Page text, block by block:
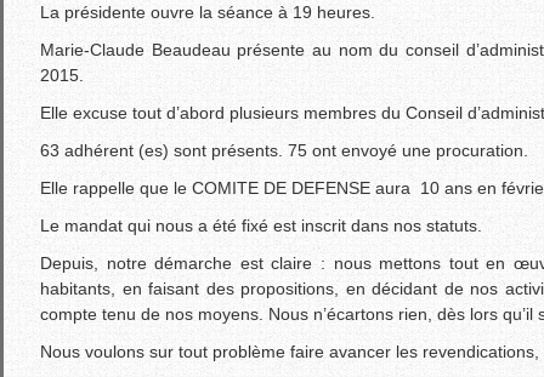
La présidente ouvre la séance à 19 heures.
Marie-Claude Beaudeau présente au nom du conseil
2015.
Elle excuse tout d’abord plusieurs membres du Conseil
63 adhérent (es) sont présents. 75 ont envoyé une procuration.
Elle rappelle que le COMITE DE DEFENSE aura 10 ans en
Le mandat qui nous a été fixé est inscrit dans nos statuts.
Depuis, notre démarche est claire : nous mettons tout en
habitants, en faisant des propositions, en décidant de nos
compte tenu de nos moyens. Nous n’écartons rien, dès lors qu’il
Nous voulons sur tout problème faire avancer les